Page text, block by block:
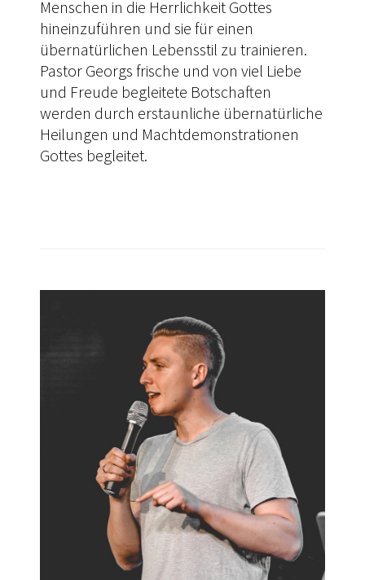
Menschen in die Herrlichkeit Gottes
hineinzuführen und sie für einen
übernatürlichen Lebensstil zu trainieren.
Pastor Georgs frische und von viel Liebe
und Freude begleitete Botschaften
werden durch erstaunliche übernatürliche
Heilungen und Machtdemonstrationen
Gottes begleitet.